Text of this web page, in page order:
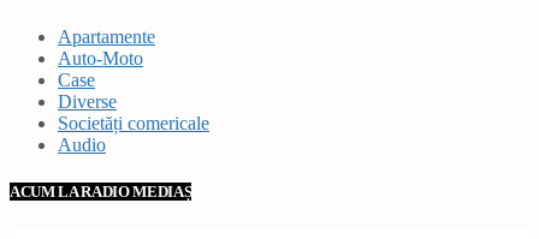
Apartamente
Auto-Moto
Case
Diverse
Societăți comericale
Audio
ACUM LA RADIO MEDIAȘ